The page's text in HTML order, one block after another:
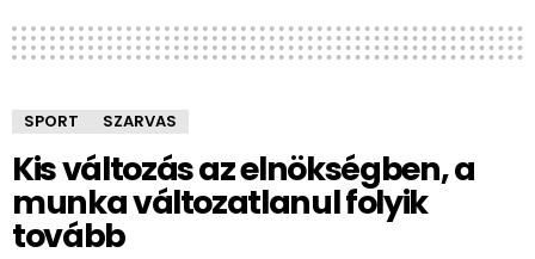
SPORT SZARVAS
Kis változás az elnökségben, a
munka változatlanul folyik
tovább